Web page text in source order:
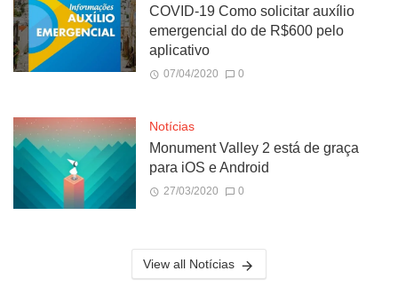
COVID-19 Como solicitar auxílio
emergencial do de R$600 pelo
aplicativo
07/04/2020 0
Notícias
Monument Valley 2 está de graça
para iOS e Android
27/03/2020 0
View all Notícias